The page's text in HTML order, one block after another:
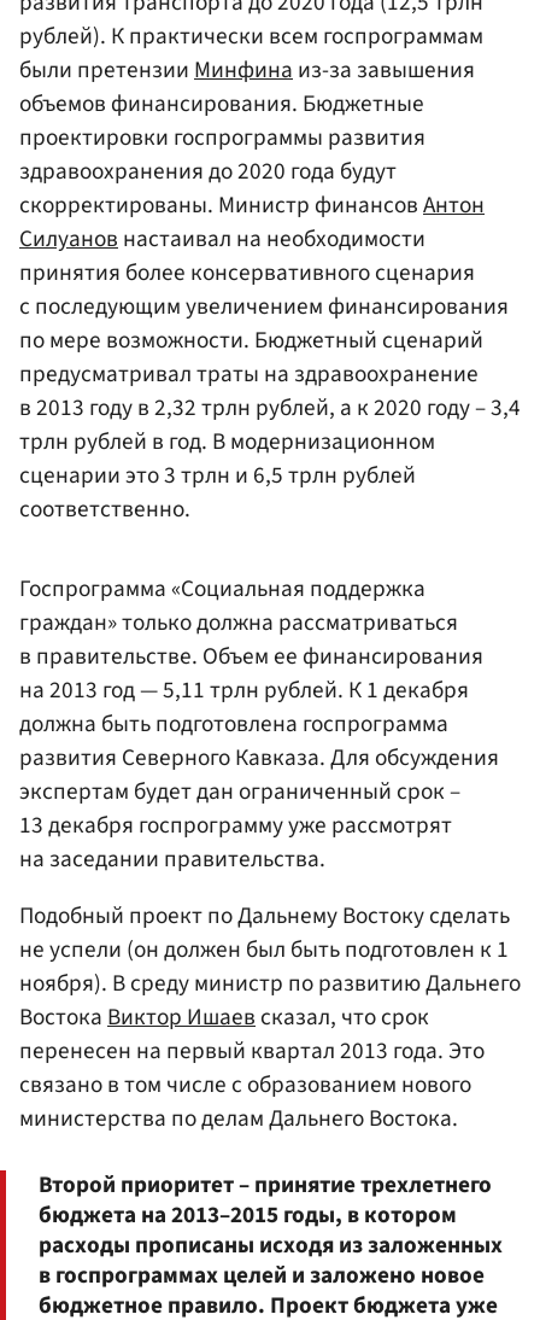
рублей). К практически всем госпрограммам
были претензииМинфинаиз-за завышения
объемов финансирования. Бюджетные
проектировки госпрограммы развития
здравоохранения до 2020 года будут
скорректированы. Министр финансовАнтон
Силуановнастаивал на необходимости
принятия более консервативного сценария
с последующим увеличением финансирования
по мере возможности. Бюджетный сценарий
предусматривал траты на здравоохранение
в 2013 году в 2,32 трлн рублей, а к 2020 году – 3,4
трлн рублей в год. В модернизационном
сценарии это 3 трлн и 6,5 трлн рублей
соответственно.
Госпрограмма «Социальная поддержка
граждан» только должна рассматриваться
в правительстве. Объем ее финансирования
на 2013 год — 5,11 трлн рублей. К 1 декабря
должна быть подготовлена госпрограмма
развития Северного Кавказа. Для обсуждения
экспертам будет дан ограниченный срок –
13 декабря госпрограмму уже рассмотрят
на заседании правительства.
Подобный проект по Дальнему Востоку сделать
не успели (он должен был быть подготовлен к 1
ноября). В среду министр по развитию Дальнего
ВостокаВиктор Ишаевсказал, что срок
перенесен на первый квартал 2013 года. Это
связано в том числе с образованием нового
министерства по делам Дальнего Востока.
Второй приоритет – принятие трехлетнего
бюджета на 2013–2015 годы, в котором
расходы прописаны исходя из заложенных
в госпрограммах целей и заложено новое
бюджетное правило. Проект бюджета уже